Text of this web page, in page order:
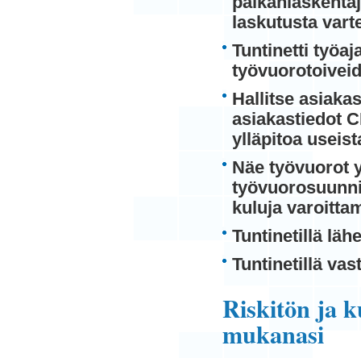
laskutusta
Tuntinetti
Hallitse
asiakastiedot
ylläpitoa
Näe työvuorot
kuluja
Tuntinetillä
Tuntinetillä
Riskitön ja
mukanasi